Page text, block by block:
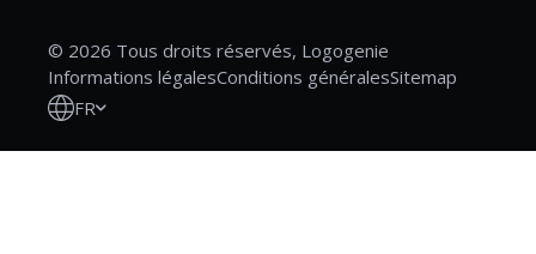
© 2026 Tous droits réservés, Logogenie
Informations légalesConditions généralesSitemap
FR